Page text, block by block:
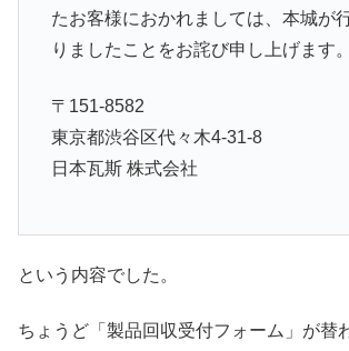
たお客様におかれましては、本城が
りましたことをお詫び申し上げます。
〒151-8582
東京都渋谷区代々木4-31-8
日本瓦斯 株式会社
という内容でした。
ちょうど「製品回収受付フォーム」が替